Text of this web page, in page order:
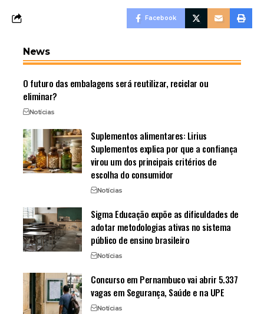
Facebook
News
O futuro das embalagens será reutilizar, reciclar ou
eliminar?
Notícias
Suplementos alimentares: Lirius
Suplementos explica por que a confiança
virou um dos principais critérios de
escolha do consumidor
Notícias
Sigma Educação expõe as dificuldades de
adotar metodologias ativas no sistema
público de ensino brasileiro
Notícias
Concurso em Pernambuco vai abrir 5.337
vagas em Segurança, Saúde e na UPE
Notícias